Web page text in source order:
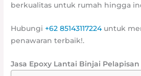
berkualitas untuk rumah hingga
Hubungi +62 85143117224untuk
penawaran terbaik!.
Jasa Epoxy Lantai Binjai